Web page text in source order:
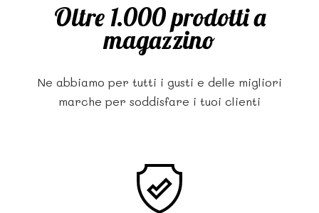
Oltre 1.000 prodotti a
magazzino
Ne abbiamo per tutti i gusti e delle migliori
marche per soddisfare i tuoi clienti